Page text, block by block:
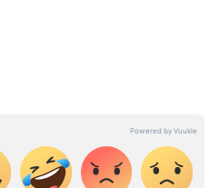
ప్రారంభించాడని, ముద్దు
పేర్కొంది. అలాంటి
చెప్పనని, అతన్ని